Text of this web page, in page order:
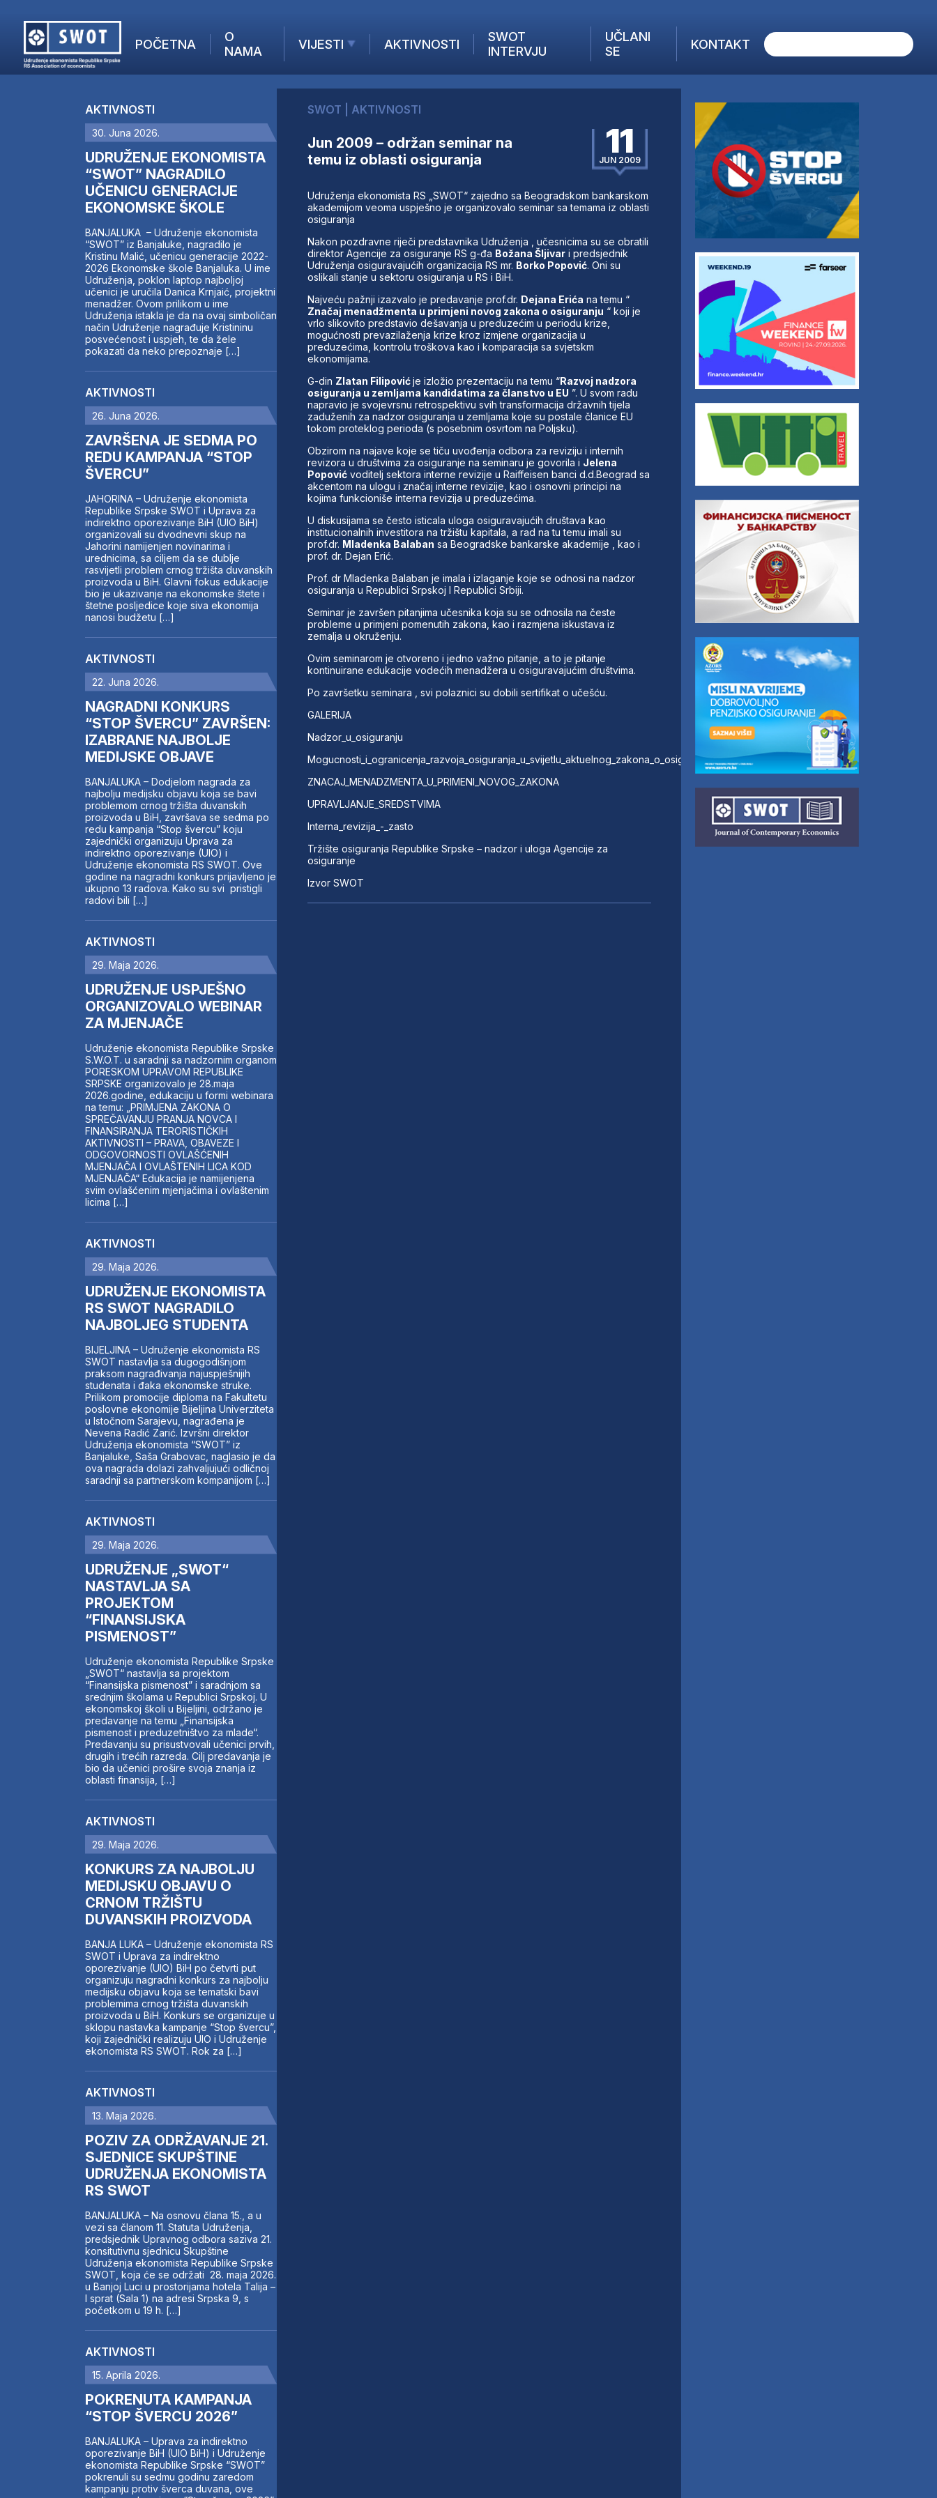
POČETNA
O
NAMA
VIJESTI
AKTUELNO
KOMPANIJE
FINANSIJE
IZ STRANIH MEDIJA
AKTIVNOSTI
SWOT
INTERVJU
UČLANI
SE
KONTAKT
AKTUELNO
ANALIZE
KOMPANIJE
FINANSIJE
IZ STRANIH MEDIJA
AKTIVNOSTI
SWOT INTERVJU
UČLANI SE
KONTAKT
AKTIVNOSTI
30. Juna 2026.
UDRUŽENJE EKONOMISTA
“SWOT” NAGRADILO
UČENICU GENERACIJE
EKONOMSKE ŠKOLE
BANJALUKA – Udruženje ekonomista
“SWOT” iz Banjaluke, nagradilo je
Kristinu Malić, učenicu generacije 2022-
2026 Ekonomske škole Banjaluka. U ime
Udruženja, poklon laptop najboljoj
učenici je uručila Danica Krnjaić, projektni
menadžer. Ovom prilikom u ime
Udruženja istakla je da na ovaj simboličan
način Udruženje nagrađuje Kristininu
posvećenost i uspjeh, te da žele
pokazati da neko prepoznaje […]
AKTIVNOSTI
26. Juna 2026.
ZAVRŠENA JE SEDMA PO
REDU KAMPANJA “STOP
ŠVERCU”
JAHORINA – Udruženje ekonomista
Republike Srpske SWOT i Uprava za
indirektno oporezivanje BiH (UIO BiH)
organizovali su dvodnevni skup na
Jahorini namijenjen novinarima i
urednicima, sa ciljem da se dublje
rasvijetli problem crnog tržišta duvanskih
proizvoda u BiH. Glavni fokus edukacije
bio je ukazivanje na ekonomske štete i
štetne posljedice koje siva ekonomija
nanosi budžetu […]
AKTIVNOSTI
22. Juna 2026.
NAGRADNI KONKURS
“STOP ŠVERCU” ZAVRŠEN:
IZABRANE NAJBOLJE
MEDIJSKE OBJAVE
BANJALUKA – Dodjelom nagrada za
najbolju medijsku objavu koja se bavi
problemom crnog tržišta duvanskih
proizvoda u BiH, završava se sedma po
redu kampanja “Stop švercu” koju
zajednički organizuju Uprava za
indirektno oporezivanje (UIO) i
Udruženje ekonomista RS SWOT. Ove
godine na nagradni konkurs prijavljeno je
ukupno 13 radova. Kako su svi pristigli
radovi bili […]
AKTIVNOSTI
29. Maja 2026.
UDRUŽENJE USPJEŠNO
ORGANIZOVALO WEBINAR
ZA MJENJAČE
Udruženje ekonomista Republike Srpske
S.W.O.T. u saradnji sa nadzornim organom
PORESKOM UPRAVOM REPUBLIKE
SRPSKE organizovalo je 28.maja
2026.godine, edukaciju u formi webinara
na temu: „PRIMJENA ZAKONA O
SPREČAVANJU PRANJA NOVCA I
FINANSIRANJA TERORISTIČKIH
AKTIVNOSTI – PRAVA, OBAVEZE I
ODGOVORNOSTI OVLAŠĆENIH
MJENJAČA I OVLAŠTENIH LICA KOD
MJENJAČA“ Edukacija je namijenjena
svim ovlašćenim mjenjačima i ovlaštenim
licima […]
AKTIVNOSTI
29. Maja 2026.
UDRUŽENJE EKONOMISTA
RS SWOT NAGRADILO
NAJBOLJEG STUDENTA
BIJELJINA – Udruženje ekonomista RS
SWOT nastavlja sa dugogodišnjom
praksom nagrađivanja najuspješnijih
studenata i đaka ekonomske struke.
Prilikom promocije diploma na Fakultetu
poslovne ekonomije Bijeljina Univerziteta
u Istočnom Sarajevu, nagrađena je
Nevena Radić Zarić. Izvršni direktor
Udruženja ekonomista “SWOT” iz
Banjaluke, Saša Grabovac, naglasio je da
ova nagrada dolazi zahvaljujući odličnoj
saradnji sa partnerskom kompanijom […]
AKTIVNOSTI
29. Maja 2026.
UDRUŽENJE „SWOT“
NASTAVLJA SA
PROJEKTOM
“FINANSIJSKA
PISMENOST”
Udruženje ekonomista Republike Srpske
„SWOT“ nastavlja sa projektom
“Finansijska pismenost” i saradnjom sa
srednjim školama u Republici Srpskoj. U
ekonomskoj školi u Bijeljini, održano je
predavanje na temu „Finansijska
pismenost i preduzetništvo za mlade“.
Predavanju su prisustvovali učenici prvih,
drugih i trećih razreda. Cilj predavanja je
bio da učenici prošire svoja znanja iz
oblasti finansija, […]
AKTIVNOSTI
29. Maja 2026.
KONKURS ZA NAJBOLJU
MEDIJSKU OBJAVU O
CRNOM TRŽIŠTU
DUVANSKIH PROIZVODA
BANJA LUKA – Udruženje ekonomista RS
SWOT i Uprava za indirektno
oporezivanje (UIO) BiH po četvrti put
organizuju nagradni konkurs za najbolju
medijsku objavu koja se tematski bavi
problemima crnog tržišta duvanskih
proizvoda u BiH. Konkurs se organizuje u
sklopu nastavka kampanje “Stop švercu”,
koji zajednički realizuju UIO i Udruženje
ekonomista RS SWOT. Rok za […]
AKTIVNOSTI
13. Maja 2026.
POZIV ZA ODRŽAVANJE 21.
SJEDNICE SKUPŠTINE
UDRUŽENJA EKONOMISTA
RS SWOT
BANJALUKA – Na osnovu člana 15., a u
vezi sa članom 11. Statuta Udruženja,
predsjednik Upravnog odbora saziva 21.
konsitutivnu sjednicu Skupštine
Udruženja ekonomista Republike Srpske
SWOT, koja će se održati 28. maja 2026.
u Banjoj Luci u prostorijama hotela Talija –
I sprat (Sala 1) na adresi Srpska 9, s
početkom u 19 h. […]
AKTIVNOSTI
15. Aprila 2026.
POKRENUTA KAMPANJA
“STOP ŠVERCU 2026”
BANJALUKA – Uprava za indirektno
oporezivanje BiH (UIO BiH) i Udruženje
ekonomista Republike Srpske “SWOT”
pokrenuli su sedmu godinu zaredom
kampanju protiv šverca duvana, ove
SWOT AKTIVNOSTI
Jun 2009 – održan seminar na
temu iz oblasti osiguranja
11
JUN 2009
Udruženja ekonomista RS „SWOT“ zajedno sa Beogradskom bankarskom
akademijom veoma uspješno je organizovalo seminar sa temama iz oblasti
osiguranja
Nakon pozdravne riječi predstavnika Udruženja , učesnicima su se obratili
direktor Agencije za osiguranje RS g-đa Božana Šljivari predsjednik
Udruženja osiguravajućih organizacija RS mr. Borko Popović. Oni su
oslikali stanje u sektoru osiguranja u RS i BiH.
Najveću pažnji izazvalo je predavanje prof.dr. Dejana Erića na temu “
Značaj menadžmenta u primjeni novog zakona o osiguranju “ koji je
vrlo slikovito predstavio dešavanja u preduzećim u periodu krize,
mogućnosti prevazilaženja krize kroz izmjene organizacija u
preduzećima, kontrolu troškova kao i komparacija sa svjetskm
ekonomijama.
G-din Zlatan Filipovićje izložio prezentaciju na temu “Razvoj nadzora
osiguranja u zemljama kandidatima za članstvo u EU ”. U svom radu
napravio je svojevrsnu retrospektivu svih transformacija državnih tijela
zaduženih za nadzor osiguranja u zemljama koje su postale članice EU
tokom proteklog perioda (s posebnim osvrtom na Poljsku).
Obzirom na najave koje se tiču uvođenja odbora za reviziju i internih
revizora u društvima za osiguranje na seminaru je govorila i Jelena
Popovićvoditelj sektora interne revizije u Raiffeisen banci d.d.Beograd sa
akcentom na ulogu i značaj interne revizije, kao i osnovni principi na
kojima funkcioniše interna revizija u preduzećima.
U diskusijama se često isticala uloga osiguravajućih društava kao
institucionalnih investitora na tržištu kapitala, a rad na tu temu imali su
prof.dr. Mladenka Balaban sa Beogradske bankarske akademije , kao i
prof. dr. Dejan Erić.
Prof. dr Mladenka Balaban je imala i izlaganje koje se odnosi na nadzor
osiguranja u Republici Srpskoj I Republici Srbiji.
Seminar je završen pitanjima učesnika koja su se odnosila na česte
probleme u primjeni pomenutih zakona, kao i razmjena iskustava iz
zemalja u okruženju.
Ovim seminarom je otvoreno i jedno važno pitanje, a to je pitanje
kontinuirane edukacije vodećih menadžera u osiguravajućim društvima.
Po završetku seminara , svi polaznici su dobili sertifikat o učešću.
GALERIJA
Nadzor_u_osiguranju
Mogucnosti_i_ogranicenja_razvoja_osiguranja_u_svijetlu_aktuelnog_zakona_o_osiguranju
ZNACAJ_MENADZMENTA_U_PRIMENI_NOVOG_ZAKONA
UPRAVLJANJE_SREDSTVIMA
Interna_revizija_-_zasto
Tržište osiguranja Republike Srpske – nadzor i uloga Agencije za
osiguranje
Izvor SWOT